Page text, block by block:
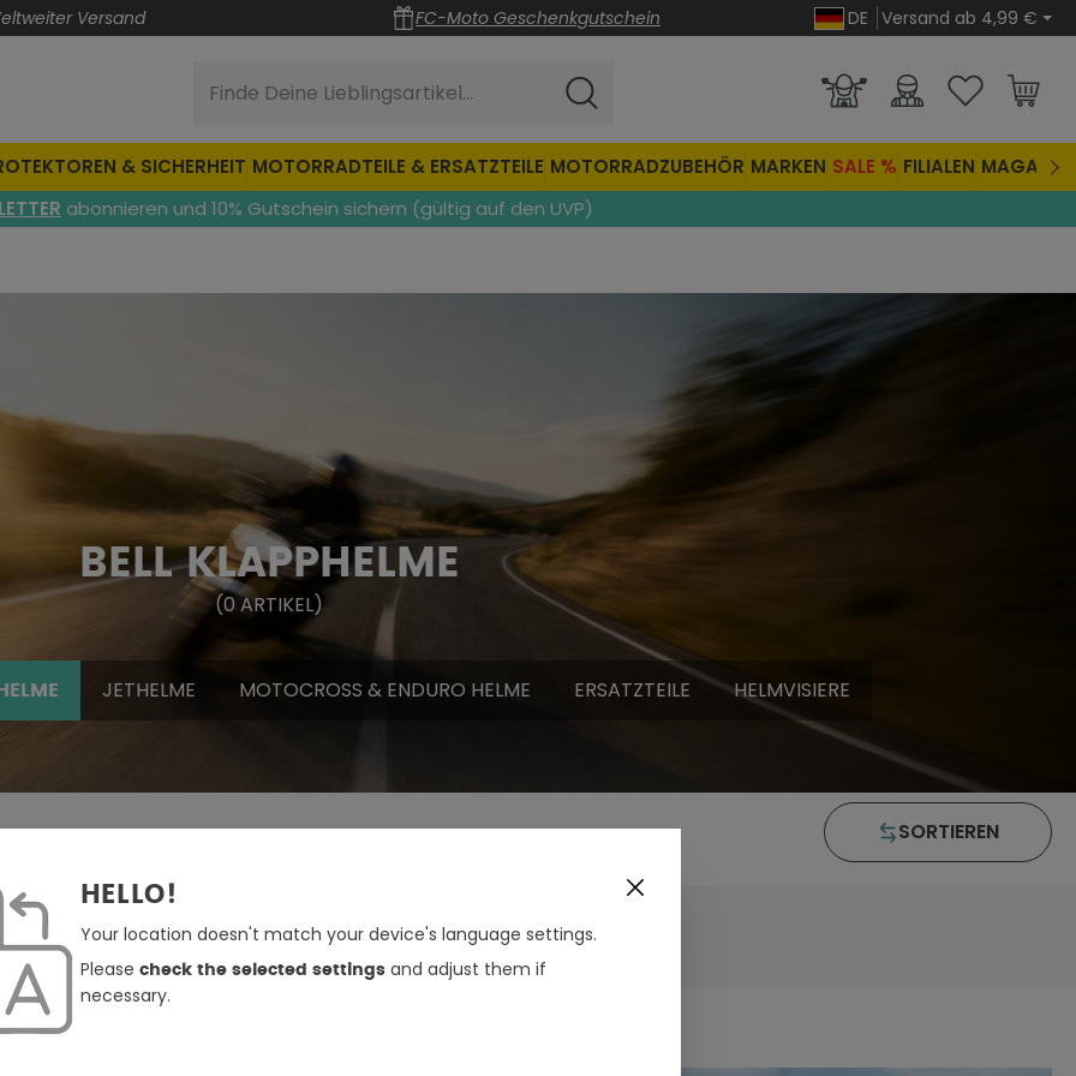
Versand FC-Moto Geschenkgutschein DE Versand ab 4,99 €
Finde Deine Lieblingsartikel...
& SICHERHEIT MOTORRADTEILE & ERSATZTEILE MOTORRADZUBEHÖR MARKEN SALE % FILIALEN MAGAZIN
abonnieren und 10% Gutschein sichern (gültig auf den UVP)
BELL KLAPPHELME
(0 ARTIKEL)
JETHELME MOTOCROSS & ENDURO HELME ERSATZTEILE HELMVISIERE
SORTIEREN
HELLO!
Your location doesn't match your device's language settings.
Please check the selected settingsand adjust them if
necessary.